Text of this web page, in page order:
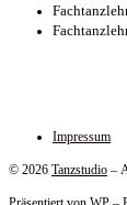
Impressum
© 2026 Tanzstudio –